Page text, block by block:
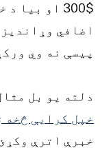
اضافي
پیسې نه وي
دلته یو بل
خپل کرایې څخه
خبرې اترې